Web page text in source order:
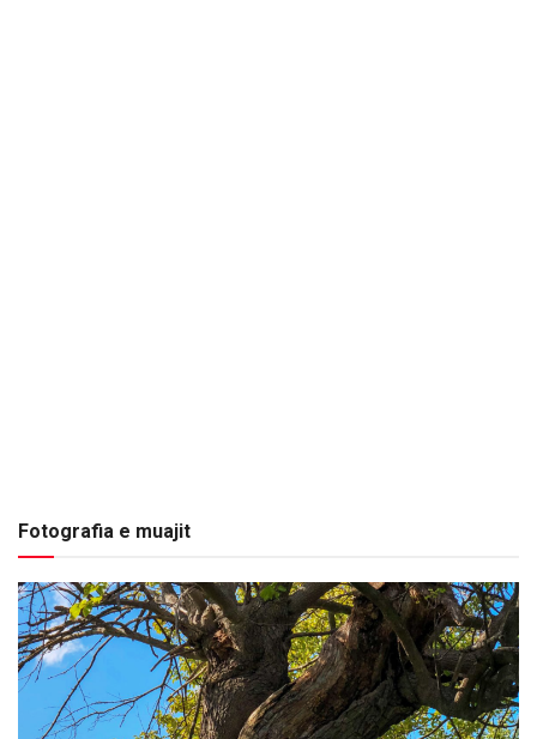
Fotografia e muajit